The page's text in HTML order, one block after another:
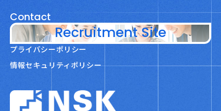
Contact
Recruitment Site
プライバシーポリシー
情報セキュリティポリシー